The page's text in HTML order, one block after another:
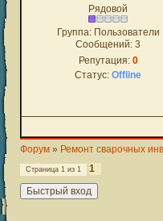
Рядовой
Группа: Пользователи
Сообщений: 3
Репутация: 0
Статус: Offline
Форум » Ремонт сварочных
Страница 1 из 1 1